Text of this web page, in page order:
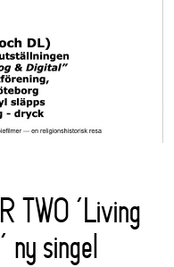
TWO ‘Living
ny singel